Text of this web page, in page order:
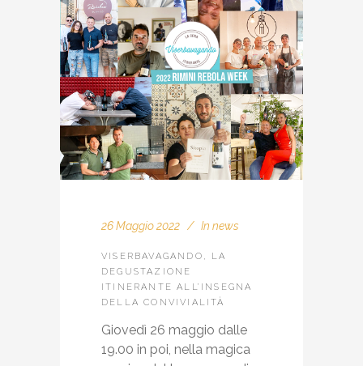
26 Maggio 2022 In news
VISERBAVAGANDO, LA
DEGUSTAZIONE
ITINERANTE ALL’INSEGNA
DELLA CONVIVIALITÀ
Giovedì 26 maggio dalle
19.00 in poi, nella magica